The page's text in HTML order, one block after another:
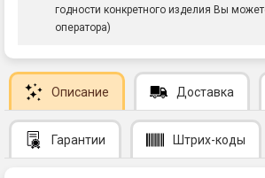
годности конкретного изделия Вы
оператора)
Описание Доставка
Гарантии Штрих-коды